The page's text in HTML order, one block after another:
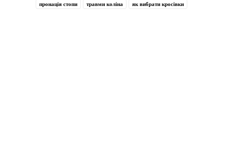
пронація стопи травми коліна як вибрати кросівки